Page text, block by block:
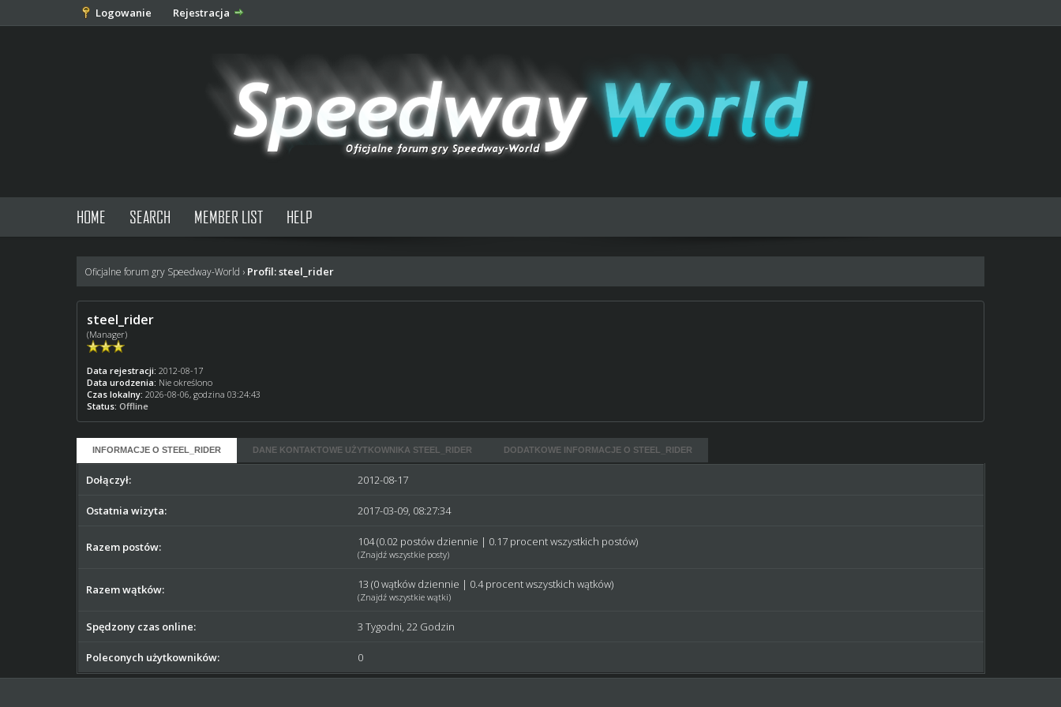
Logowanie Rejestracja
HOME SEARCH MEMBER LIST HELP
Oficjalne forum gry Speedway-World › Profil: steel_rider
steel_rider
(Manager)
Data rejestracji: 2012-08-17
Data urodzenia: Nie określono
Czas lokalny: 2026-08-06, godzina 03:24:43
Status: Offline
INFORMACJE O STEEL_RIDER DANE KONTAKTOWE UŻYTKOWNIKA STEEL_RIDER DODATKOWE INFORMACJE O STEEL_RIDER
Dołączył: 2012-08-17
Ostatnia wizyta: 2017-03-09, 08:27:34
Razem postów: 104 (0.02 postów dziennie | 0.17 procent wszystkich postów)
(Znajdź wszystkie posty)
Razem wątków: 13 (0 wątków dziennie | 0.4 procent wszystkich wątków)
(Znajdź wszystkie wątki)
Spędzony czas online: 3 Tygodni, 22 Godzin
Poleconych użytkowników: 0